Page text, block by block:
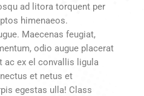
ad litora torquent per
himenaeos.
Maecenas feugiat,
odio augue placerat
ac ex el convallis ligula
et netus et
egestas ulla! Class